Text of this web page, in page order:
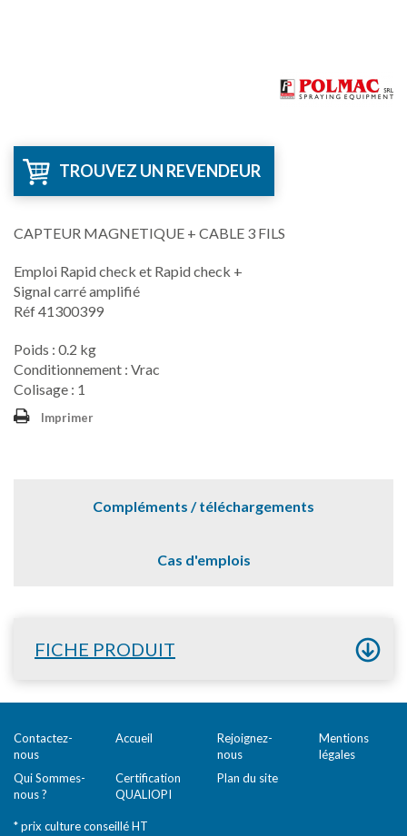
TROUVEZ UN REVENDEUR
CAPTEUR MAGNETIQUE + CABLE 3 FILS
Emploi Rapid check et Rapid check +
Signal carré amplifié
Réf 41300399
Poids : 0.2 kg
Conditionnement : Vrac
Colisage : 1
Imprimer
Compléments / téléchargements
Cas d'emplois
FICHE PRODUIT
Contactez-
nous
Accueil
Rejoignez-
nous
Mentions
légales
Qui Sommes-
nous ?
Certification
QUALIOPI
Plan du site
* prix culture conseillé HT